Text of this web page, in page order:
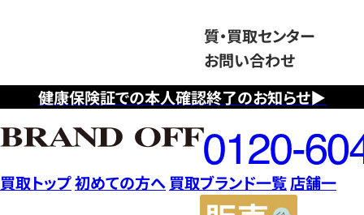
健康保険証での本人確認終了のお知らせ▶
質・買取センター
お問い合わせ
フ
リ
ー
ダ
イ
買取トップ初めての方へ 買取ブランド一覧店舗一